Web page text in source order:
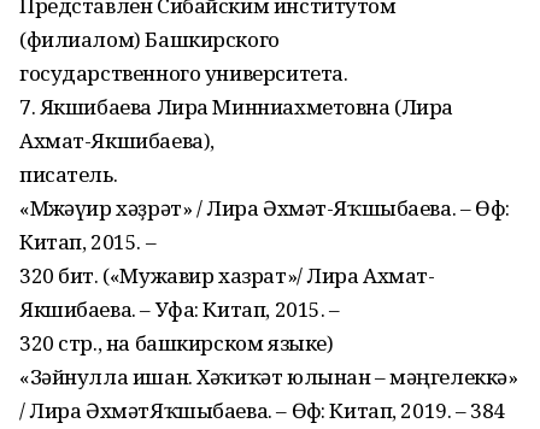
(филиалом) Башкирского
государственного университета.
7. Якшибаева Лира Минниахметовна (Лира
Ахмат-Якшибаева),
писатель.
«Мөжәүир хәҙрәт» / Лира Әхмәт-Яҡшыбаева. – Өфө:
Китап, 2015. –
320 бит. («Мужавир хазрат»/ Лира Ахмат-
Якшибаева. – Уфа: Китап, 2015. –
320 стр., на башкирском языке)
«Зәйнулла ишан. Хәҡиҡәт юлынан – мәңгелеккә»
/ Лира ӘхмәтЯҡшыбаева. – Өфө: Китап, 2019. – 384